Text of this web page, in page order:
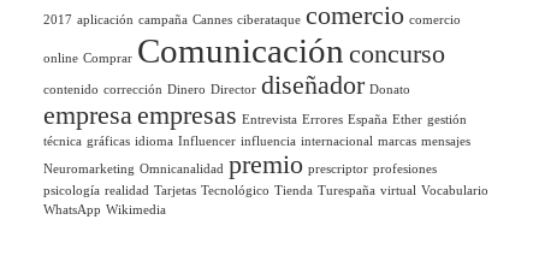
2017 aplicación campaña Cannes ciberataque comercio comercio
online Comprar Comunicación concurso
contenido corrección Dinero Director diseñador Donato
empresaempresas Entrevista Errores España Ether gestión
técnica gráficas idioma Influencer influencia internacional marcas mensajes
Neuromarketing Omnicanalidad premio prescriptor profesiones
psicología realidad Tarjetas Tecnológico Tienda Turespaña virtual Vocabulario
WhatsApp Wikimedia